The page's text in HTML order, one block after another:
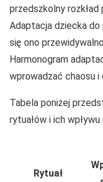
przedszkolny
Adaptacja dziecka
się ono
Harmonogram
wprowadzać chaosu i
Tabela poniżej
rytuałów i ich
Rytuał